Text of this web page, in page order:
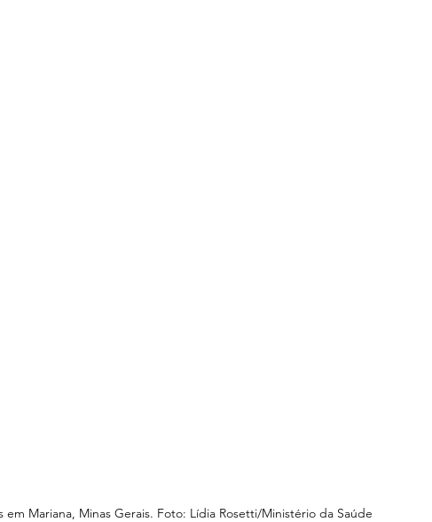
em Mariana, Minas Gerais. Foto: Lídia Rosetti/Ministério da Saúde